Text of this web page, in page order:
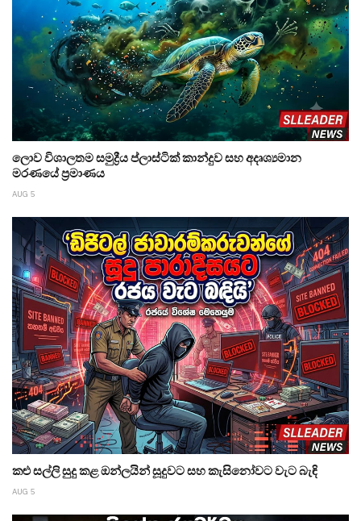
ලොව විශාලතම සමුද්‍රීය ප්ලාස්ටික් කාන්දුව සහ අදෘශ්‍යමාන
මරණයේ ප්‍රමාණය
AUG 5
කළු සල්ලි සුදු කළ ඔන්ලයින් සූදුවට සහ කැසිනෝවට වැට බැඳි
AUG 5